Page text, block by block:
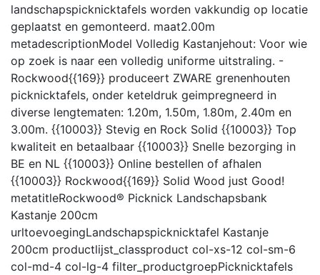
landschapspicknicktafels worden vakkundig op locatie
geplaatst en gemonteerd. maat2.00m
metadescriptionModel Volledig Kastanjehout: Voor wie
op zoek is naar een volledig uniforme uitstraling. -
Rockwood{{169}} produceert ZWARE grenenhouten
picknicktafels, onder keteldruk geimpregneerd in
diverse lengtematen: 1.20m, 1.50m, 1.80m, 2.40m en
3.00m. {{10003}} Stevig en Rock Solid {{10003}} Top
kwaliteit en betaalbaar {{10003}} Snelle bezorging in
BE en NL {{10003}} Online bestellen of afhalen
{{10003}} Rockwood{{169}} Solid Wood just Good!
metatitleRockwood® Picknick Landschapsbank
Kastanje 200cm
urltoevoegingLandschapspicknicktafel Kastanje
200cm productlijst_classproduct col-xs-12 col-sm-6
col-md-4 col-lg-4 filter_productgroepPicknicktafels